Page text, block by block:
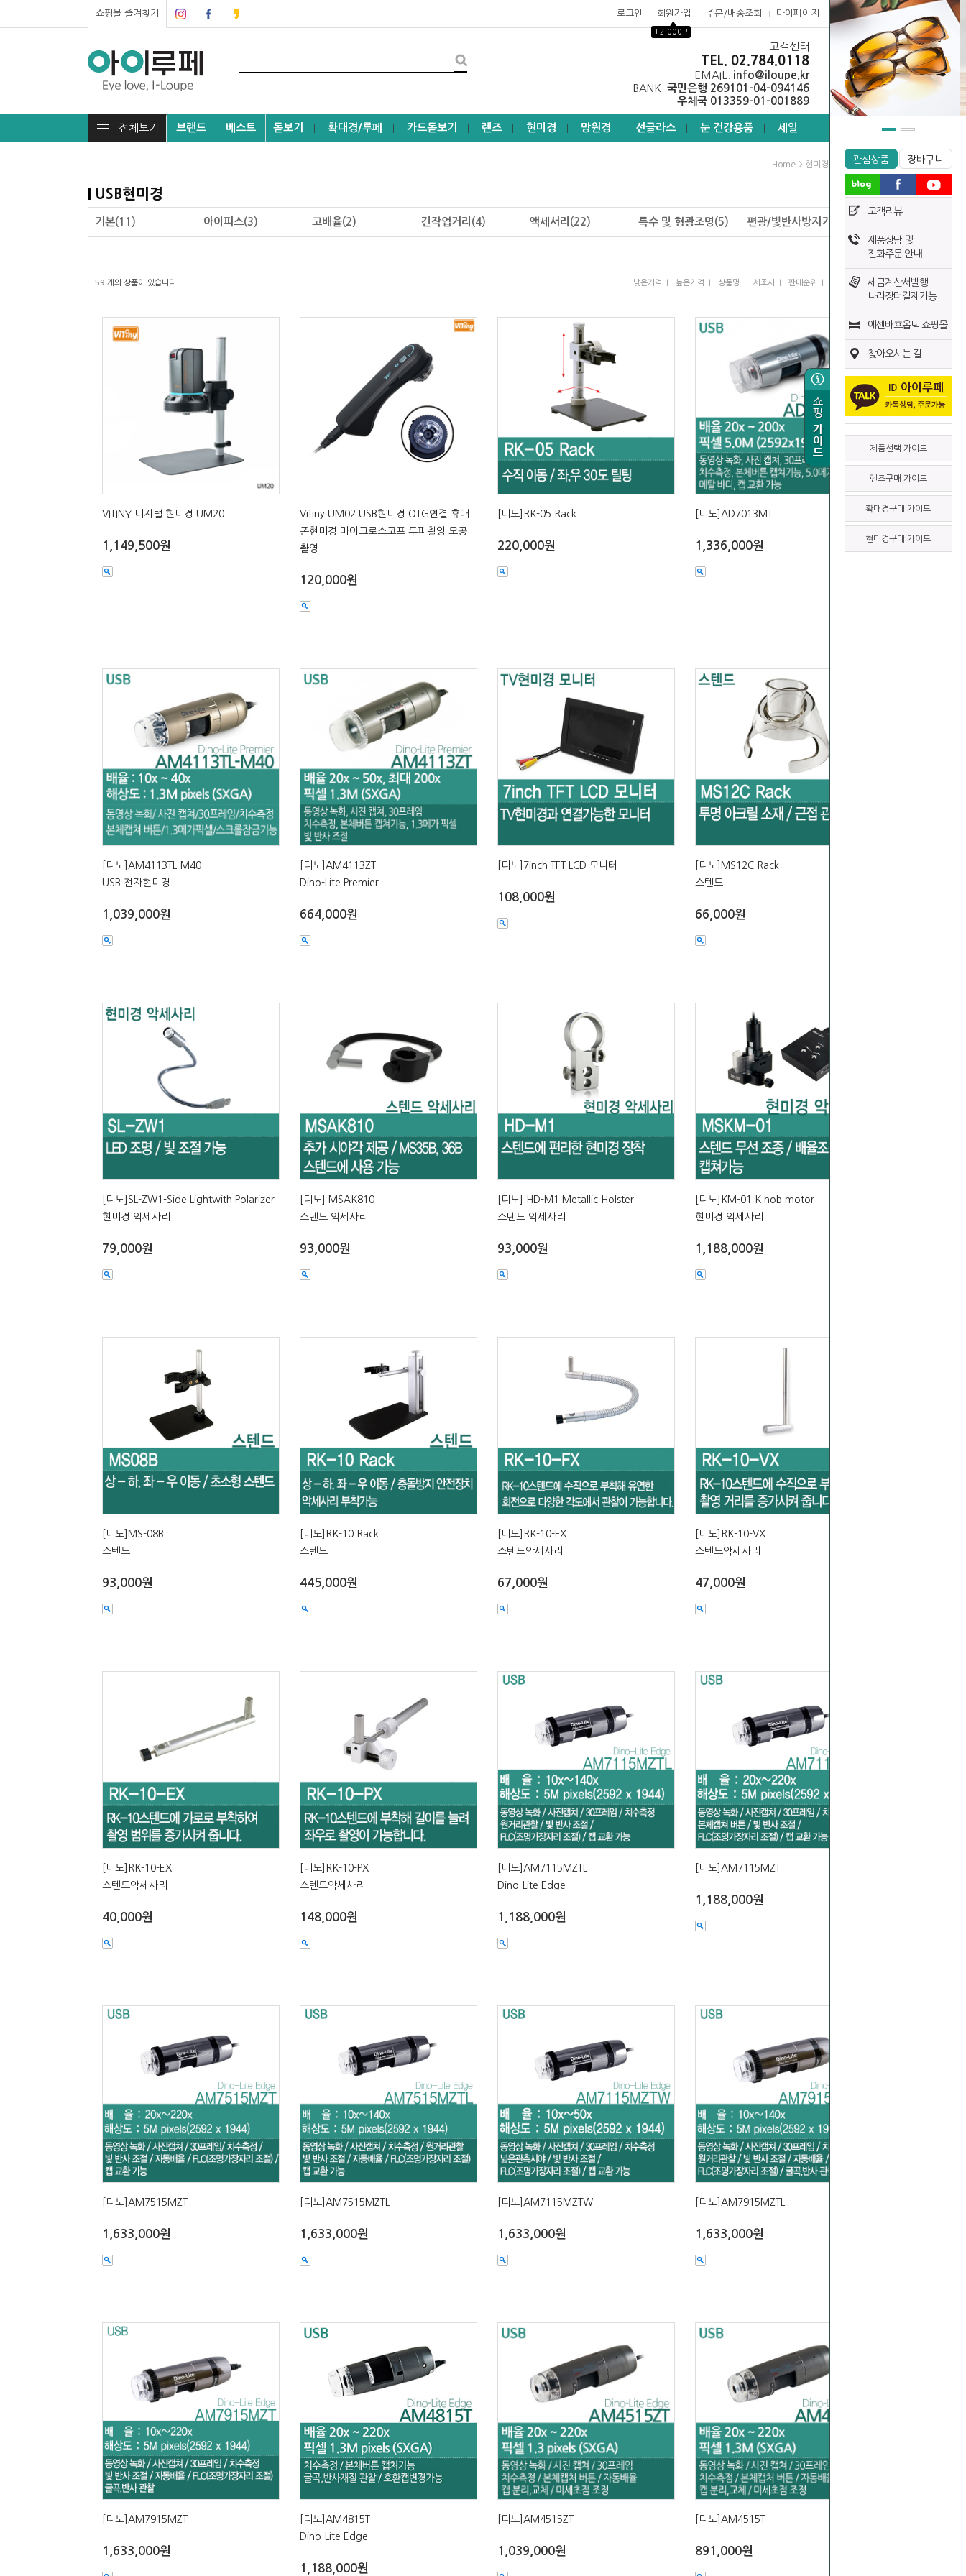
관심상품 장바구니
고객리뷰
제품상담 및
전화주문 안내
세금계산서발행
나라장터결제가능
에센바흐옵틱 쇼핑몰
찾아오시는 길
제품선택 가이드
렌즈구매 가이드
확대경구매 가이드
현미경구매 가이드
쇼핑몰 즐겨찾기 로그인 회원가입
▲
+2,000P
주문/배송조회 마이페이지 고객센터
고객센터
TEL. 02.784.0118
EMAIL. info@iloupe.kr
BANK. 국민은행 269101-04-094146
우체국 013359-01-001889
0
전체보기 브랜드 베스트 돋보기 확대경/루페 카드돋보기 렌즈 현미경 망원경 선글라스 눈 건강용품 세일
Home > 현미경 USB현미경
USB현미경
기본(11) 아이피스(3) 고배율(2) 긴작업거리(4) 액세서리(22) 특수 및 형광조명(5) 편광/빛반사방지기능(12)
59 개의 상품이 있습니다. 낮은가격 높은가격 상품명 제조사I 판매순위 많이 본 상품
VITINY 디지털 현미경 UM20
1,149,500원
Vitiny UM02 USB현미경 OTG연결 휴대
폰현미경 마이크로스코프 두피촬영 모공
촬영
120,000원
[디노]RK-05 Rack
220,000원
[디노]AD7013MT
1,336,000원
[디노]AM4113TL-M40
USB 전자현미경
1,039,000원
[디노]AM4113ZT
Dino-Lite Premier
664,000원
[디노]7inch TFT LCD 모니터
108,000원
[디노]MS12C Rack
스텐드
66,000원
[디노]SL-ZW1-Side Lightwith Polarizer
현미경 악세사리
79,000원
[디노] MSAK810
스텐드 악세사리
93,000원
[디노] HD-M1 Metallic Holster
스텐드 악세사리
93,000원
[디노]KM-01 K nob motor
현미경 악세사리
1,188,000원
[디노]MS-08B
스텐드
93,000원
[디노]RK-10 Rack
스텐드
445,000원
[디노]RK-10-FX
스텐드악세사리
67,000원
[디노]RK-10-VX
스텐드악세사리
47,000원
[디노]RK-10-EX
스텐드악세사리
40,000원
[디노]RK-10-PX
스텐드악세사리
148,000원
[디노]AM7115MZTL
Dino-Lite Edge
1,188,000원
[디노]AM7115MZT
1,188,000원
[디노]AM7515MZT
1,633,000원
[디노]AM7515MZTL
1,633,000원
[디노]AM7115MZTW
1,633,000원
[디노]AM7915MZTL
1,633,000원
[디노]AM7915MZT
1,633,000원
[디노]AM4815T
Dino-Lite Edge
1,188,000원
[디노]AM4515ZT
1,039,000원
[디노]AM4515T
891,000원